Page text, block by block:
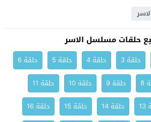
حلقات مسلسل الاسر
حلقة 3 حلقة 4 حلقة 5
حلقة 6
8 حلقة 9 حلقة 10
حلقة 11
حلقة 14 حلقة 15
حلقة 16